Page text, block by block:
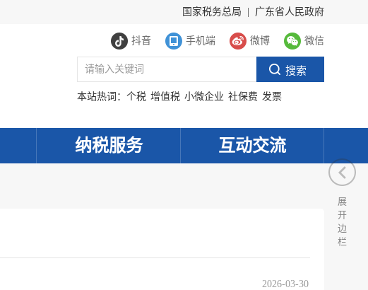
国家税务总局 广东省人民政府
抖音 手机端 微博 微信
本站热词： 个税 增值税 小微企业 社保费 发票
纳税服务 互动交流
2026-03-30
展
开
边
栏